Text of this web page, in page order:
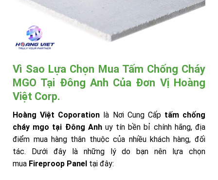
Vì Sao Lựa Chọn Mua Tấm Chống Cháy
MGO Tại Đông Anh Của Đơn Vị Hoàng
Việt Corp.
Hoàng Việt Coporation là Nơi Cung Cấp tấm chống
cháy mgo tại Đông Anh uy tín bền bỉ chính hãng, địa
điểm mua hàng thân thuộc của nhiều khách hàng, đối
tác. Dưới đây là những lý do bạn nên lựa chọn
mua Fireproop Panel tại đây: